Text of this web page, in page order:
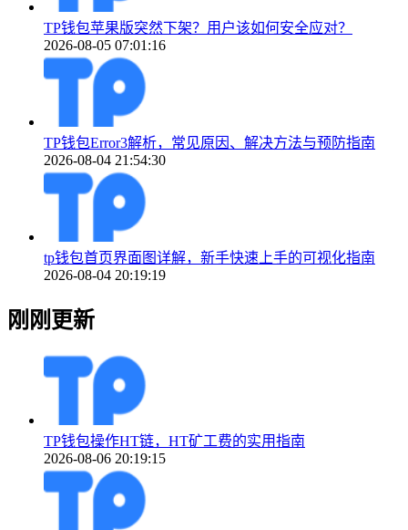
TP钱包苹果版突然下架？用户该如何安全应对？
2026-08-05 07:01:16
TP钱包Error3解析，常见原因、解决方法与预防指南
2026-08-04 21:54:30
tp钱包首页界面图详解，新手快速上手的可视化指南
2026-08-04 20:19:19
刚刚更新
TP钱包操作HT链，HT矿工费的实用指南
2026-08-06 20:19:15